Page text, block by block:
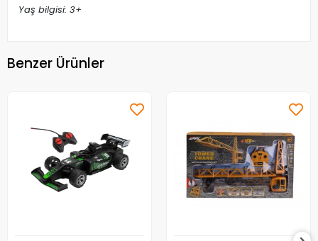
Yaş bilgisi: 3+
Benzer Ürünler